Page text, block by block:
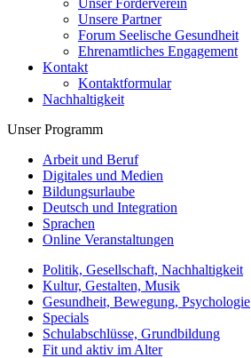
Unser Förderverein
Unsere Partner
Forum Seelische Gesundheit
Ehrenamtliches Engagement
Kontakt
Kontaktformular
Nachhaltigkeit
Unser Programm
Arbeit und Beruf
Digitales und Medien
Bildungsurlaube
Deutsch und Integration
Sprachen
Online Veranstaltungen
Politik, Gesellschaft, Nachhaltigkeit
Kultur, Gestalten, Musik
Gesundheit, Bewegung, Psychologie
Specials
Schulabschlüsse, Grundbildung
Fit und aktiv im Alter